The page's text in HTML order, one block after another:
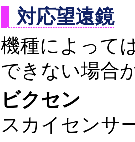
対応望遠鏡
機種によって
できない場合
ビクセン
スカイセンサ